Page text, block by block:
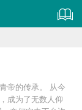
帝的传承。 从今
成为了无数人仰